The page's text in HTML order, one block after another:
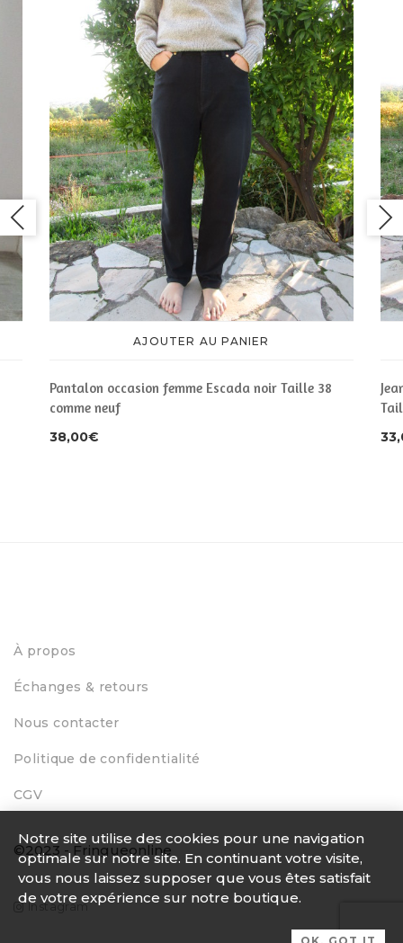
AJOUTER AU PANIER
Pantalon occasion femme Escada noir Taille 38
comme neuf
38,00€
À propos
Échanges & retours
Nous contacter
Politique de confidentialité
CGV
©2023 - Fringueonline
Instagram
Notre site utilise des cookies pour une navigation
optimale sur notre site. En continuant votre visite,
vous nous laissez supposer que vous êtes satisfait
de votre expérience sur notre boutique.